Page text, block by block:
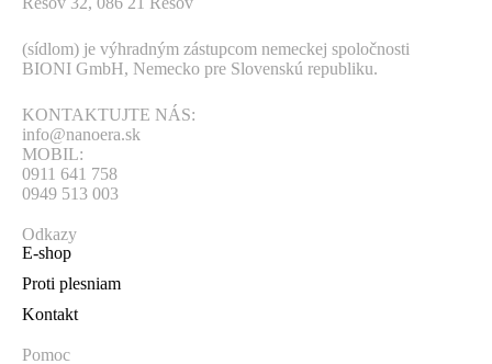
(sídlom) je výhradným zástupcom nemeckej spoločnosti
BIONI GmbH, Nemecko pre Slovenskú republiku.
KONTAKTUJTE NÁS:
info@nanoera.sk
MOBIL:
0911 641 758
0949 513 003
Odkazy
E-shop
Proti plesniam
Kontakt
Pomoc